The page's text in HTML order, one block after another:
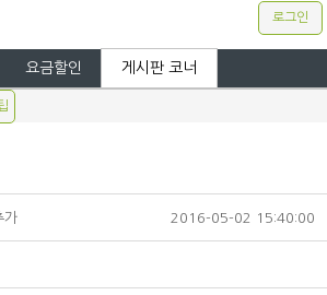
로그인
요금할인 게시판 코너
가 2016-05-02 15:40:00